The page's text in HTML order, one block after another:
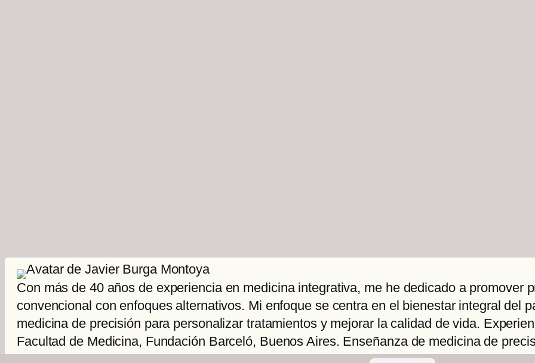
Con más de 40 años de experiencia en medicina integrativa, me he dedicado a promover
convencional con enfoques alternativos. Mi enfoque se centra en el bienestar integral del
medicina de precisión para personalizar tratamientos y mejorar la calidad de vida.
Facultad de Medicina, Fundación Barceló, Buenos Aires. Enseñanza de medicina de
avanzados. 2023 – 2024: Miembro del Directorio, DATIUM, USA. Aplicación de